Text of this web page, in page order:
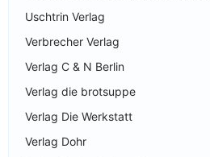
Uschtrin Verlag
Verbrecher Verlag
Verlag C & N Berlin
Verlag die brotsuppe
Verlag Die Werkstatt
Verlag Dohr